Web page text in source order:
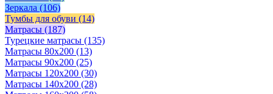
Зеркала (106)
Тумбы для обуви (14)
Матрасы (187)
Турецкие матрасы (135)
Матрасы 80x200 (13)
Матрасы 90х200 (25)
Матрасы 120х200 (30)
Матрасы 140х200 (28)